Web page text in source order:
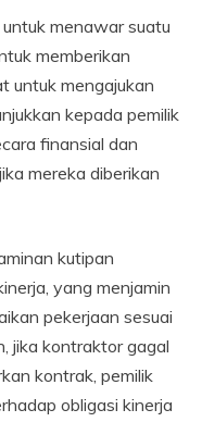
menawar suatu
memberikan
untuk mengajukan
kepada pemilik
finansial dan
mereka diberikan
kutipan
yang menjamin
pekerjaan sesuai
jika kontraktor gagal
kontrak, pemilik
obligasi kinerja